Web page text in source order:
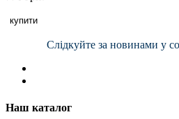
купити
Слідкуйте за новинами у
Наш каталог